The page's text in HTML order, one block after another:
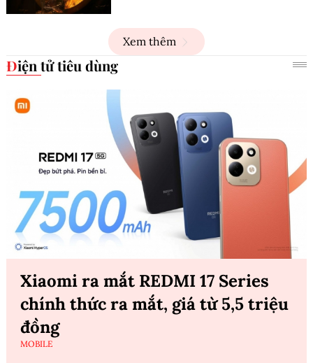
Xem thêm
Điện tử tiêu dùng
Xiaomi ra mắt REDMI 17 Series
chính thức ra mắt, giá từ 5,5 triệu
đồng
MOBILE